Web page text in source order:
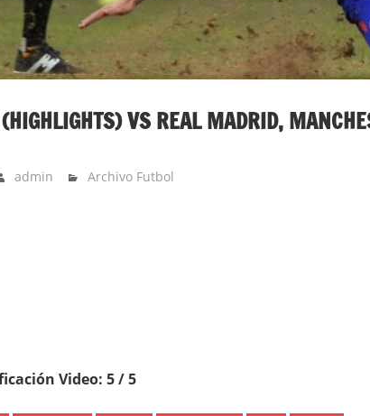
VS REAL MADRID,
admin Archivo Futbol
Video: 5 / 5